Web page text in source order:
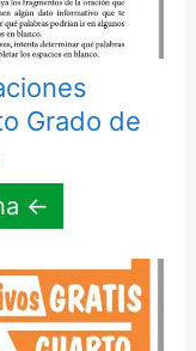
Grado de
←